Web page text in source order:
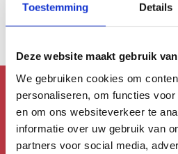
Toestemming Details
Deze website maakt gebruik
We gebruiken cookies om
personaliseren, om functies
en om ons websiteverkeer te
informatie over uw gebruik van
partners voor social media,
0
Mis
Schrijf je in